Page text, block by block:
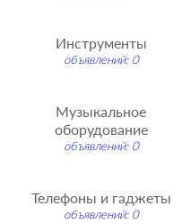
Инструменты
объявлений: 0
Музыкальное
оборудование
объявлений: 0
Телефоны и гаджеты
объявлений: 0